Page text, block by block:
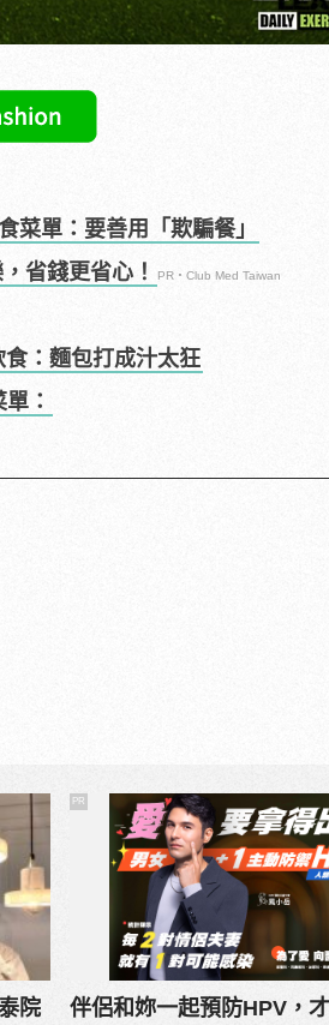
單：要善用「欺騙餐」
省錢更省心！
PR・Club Med Taiwan
：麵包打成汁太狂
：
院
PR
伴侶和妳一起預防HPV，